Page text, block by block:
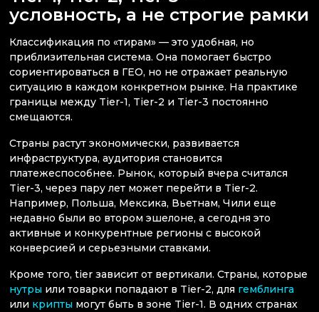
условность, а не строгие рамки
Классификация по «тирам» — это удобная, но
приблизительная система. Она помогает быстро
сориентироваться в ГЕО, но не отражает реальную
ситуацию в каждом конкретном рынке. На практике
границы между Tier-1, Tier-2 и Tier-3 постоянно
смещаются.
Страны растут экономически, развивается
инфраструктура, аудитория становится
платежеспособнее. Рынок, который вчера считался
Tier-3, через пару лет может перейти в Tier-2.
Например, Польша, Мексика, Вьетнам, Чили еще
недавно были во втором эшелоне, а сегодня это
активные и конкурентные регионы с высокой
конверсией и серьезными ставками.
Кроме того, tier зависит от вертикали. Страны, которые
нутры или товарки попадают в Tier-2, для гемблинга
или крипты могут быть в зоне Tier-1. В одних странах